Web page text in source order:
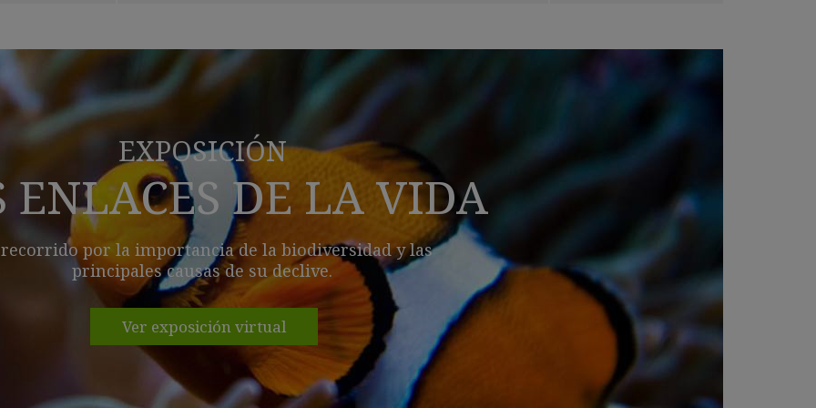
ENLACES DE LA VIDA
EXPOSICIÓN
por la importancia de la biodiversidad y las
principales causas de su declive.
Ver exposición virtual